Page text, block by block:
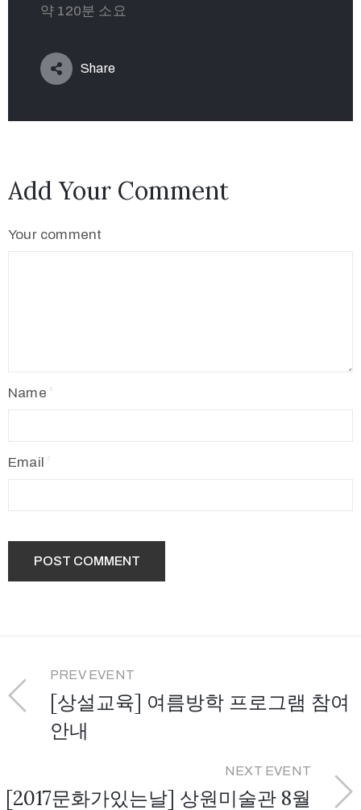
약 120분 소요
Share
Add Your Comment
Your comment
Name
Email
PREV EVENT
[상설교육] 여름방학 프로그램 참여
안내
NEXT EVENT
[2017문화가있는날] 상원미술관 8월